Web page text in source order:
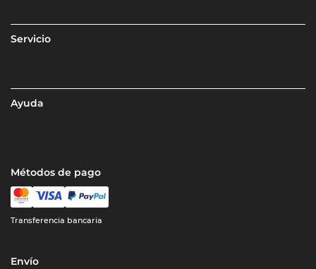
Servicio
Ayuda
Métodos de pago
Transferencia bancaria
Envío